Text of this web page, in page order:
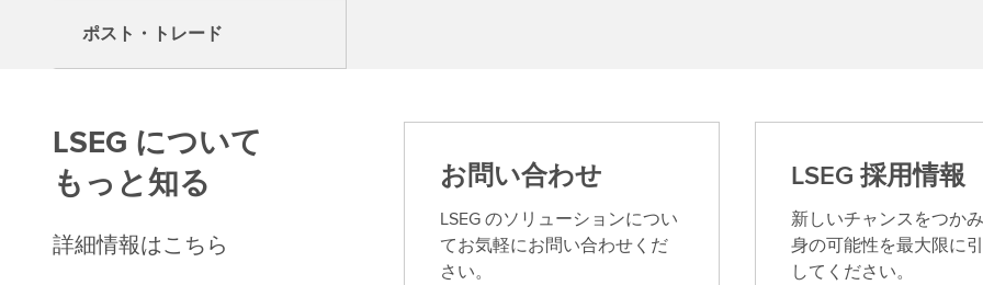
ポスト・トレード
LSEG について
もっと知る
詳細情報はこちら
お問い合わせ
LSEG のソリューションについ
てお気軽にお問い合わせくだ
さい。
LSEG 採用情報
新しいチャンスをつか
身の可能性を最大限に
してください。